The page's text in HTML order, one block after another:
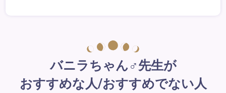
バニラちゃん♂先生が
おすすめな人/おすすめでない人